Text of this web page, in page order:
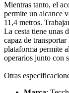
Mientras tanto, el
permite un alcance
11,4 metros.
La cesta tiene unas
capaz de
plataforma permite
operarios junto con
Otras